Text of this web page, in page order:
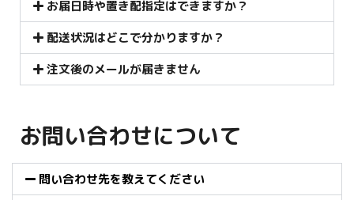
お届日時や置き配指定はできますか？
配送状況はどこで分かりますか？
注文後のメールが届きません
お問い合わせについて
問い合わせ先を教えてください